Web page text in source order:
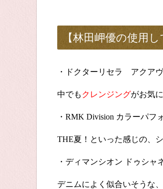
【林田岬優の使用
・ドクターリセラ アクア
中でも クレンジングがお気
・ RMK Division カラーパフ
THE夏！といった感じの、
・ディマンシオン ドゥシャ
デニムによく似合いそうな